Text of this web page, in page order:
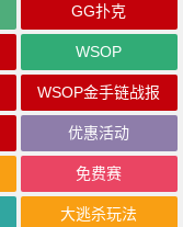
GG扑克
WSOP
WSOP金手链战报
优惠活动
免费赛
大逃杀玩法